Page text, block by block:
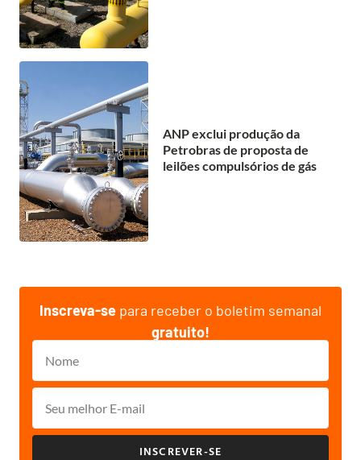
ANP exclui produção da
Petrobras de proposta de
leilões compulsórios de gás
Inscreva-se para receber o boletim semanal
gratuito!
INSCREVER-SE